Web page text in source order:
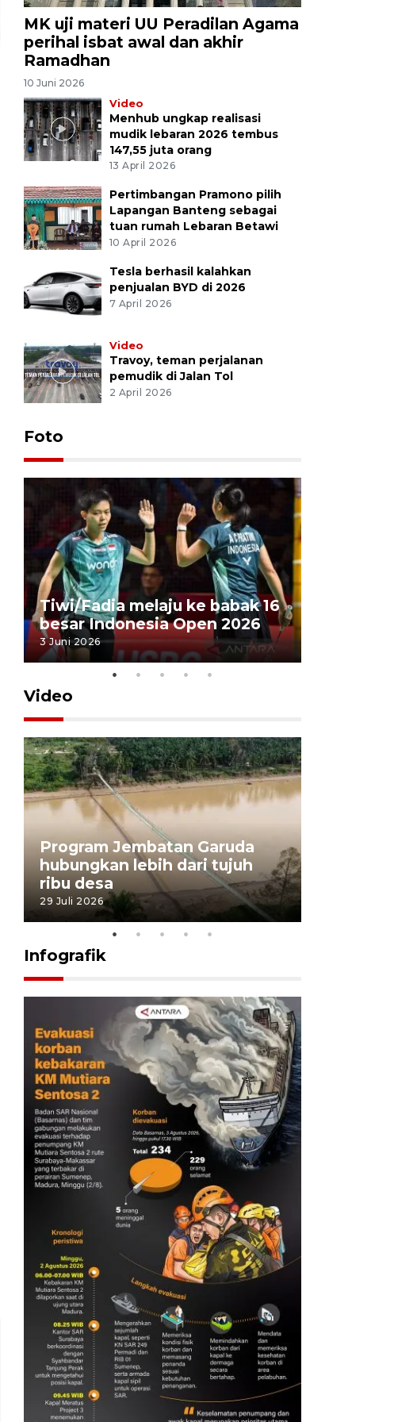
MK uji materi UU Peradilan Agama
perihal isbat awal dan akhir
Ramadhan
10 Juni 2026
Video
Menhub ungkap realisasi
mudik lebaran 2026 tembus
147,55 juta orang
13 April 2026
Pertimbangan Pramono pilih
Lapangan Banteng sebagai
tuan rumah Lebaran Betawi
10 April 2026
Tesla berhasil kalahkan
penjualan BYD di 2026
7 April 2026
Video
Travoy, teman perjalanan
pemudik di Jalan Tol
2 April 2026
Foto
Tiwi/Fadia melaju ke babak 16
besar Indonesia Open 2026
3 Juni 2026
Video
Program Jembatan Garuda
hubungkan lebih dari tujuh
ribu desa
29 Juli 2026
Infografik